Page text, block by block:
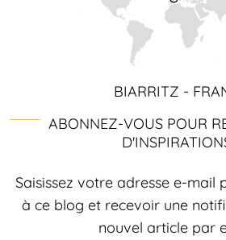
BIARRITZ -
ABONNEZ-VOUS POUR
Saisissez votre adresse e-mail
à ce blog et recevoir une
nouvel article par